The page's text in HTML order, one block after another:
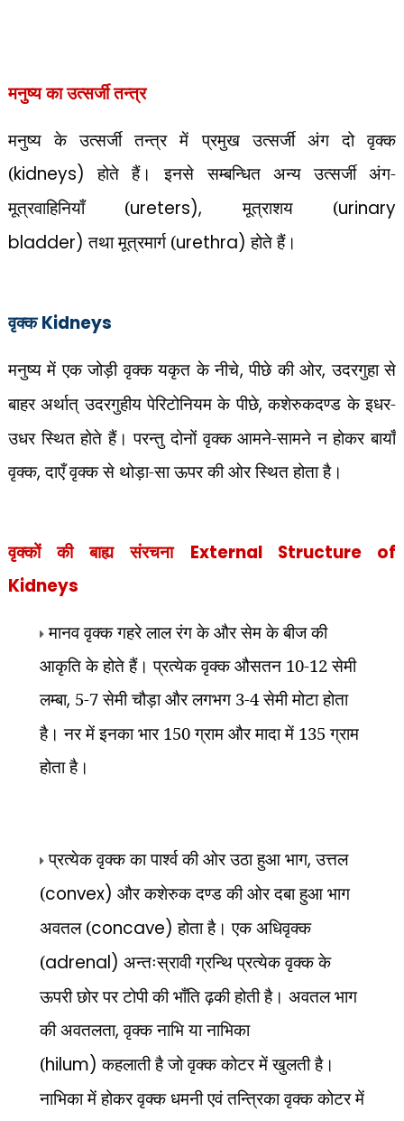
मनुष्य का उत्सर्जी तन्त्र
मनुष्य के उत्सर्जी तन्त्र में प्रमुख उत्सर्जी अंग दो वृक्क
(kidneys)होते हैं। इनसे सम्बन्धित अन्य उत्सर्जी अंग-
मूत्रवाहिनियाँ (ureters),मूत्राशय (urinary
bladder)तथा मूत्रमार्ग (urethra)होते हैं।
वृक्कKidneys
मनुष्य में एक जोड़ी वृक्क यकृत के नीचे,पीछे की ओर,उदरगुहा से
बाहर अर्थात् उदरगुहीय पेरिटोनियम के पीछे,कशेरुकदण्ड के इधर-
उधर स्थित होते हैं। परन्तु दोनों वृक्क आमने-सामने न होकर बायाँ
वृक्क,दाएँ वृक्क से थोड़ा-सा ऊपर की ओर स्थित होता है।
वृक्कों की बाह्य संरचना External Structure of
Kidneys
मानव वृक्क गहरे लाल रंग के और सेम के बीज की
आकृति के होते हैं। प्रत्येक वृक्क औसतन 10-12 सेमी
लम्बा, 5-7 सेमी चौड़ा और लगभग 3-4 सेमी मोटा होता
है। नर में इनका भार 150 ग्राम और मादा में 135 ग्राम
होता है।
प्रत्येक वृक्क का पार्श्व की ओर उठा हुआ भाग,उत्तल
(convex) और कशेरुक दण्ड की ओर दबा हुआ भाग
अवतल (concave)होता है। एक अधिवृक्क
(adrenal) अन्तःस्रावी ग्रन्थि प्रत्येक वृक्क के
ऊपरी छोर पर टोपी की भाँति ढ़की होती है। अवतल भाग
की अवतलता,वृक्क नाभि या नाभिका
(hilum)कहलाती है जो वृक्क कोटर में खुलती है।
नाभिका में होकर वृक्क धमनी एवं तन्त्रिका वृक्क कोटर में